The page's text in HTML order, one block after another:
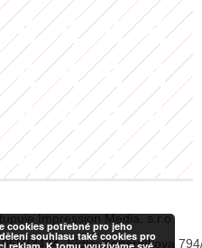
Impression Media, s.r.o.
Sídlo: Koperníkova
cookies potřebné pro jeho
souhlasu také cookies pro